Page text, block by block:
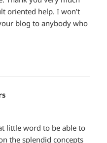
oriented help. I won’t
blog to anybody who
little word to be able to
the splendid concepts